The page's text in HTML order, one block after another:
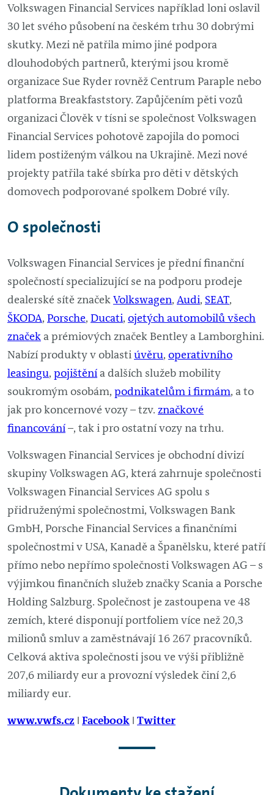
Volkswagen Financial Services například loni oslavil
30 let svého působení na českém trhu 30 dobrými
skutky. Mezi ně patřila mimo jiné podpora
dlouhodobých partnerů, kterými jsou kromě
organizace Sue Ryder rovněž Centrum Paraple nebo
platforma Breakfaststory. Zapůjčením pěti vozů
organizaci Člověk v tísni se společnost Volkswagen
Financial Services pohotově zapojila do pomoci
lidem postiženým válkou na Ukrajině. Mezi nové
projekty patřila také sbírka pro děti v dětských
domovech podporované spolkem Dobré víly.
O společnosti
Volkswagen Financial Services je přední finanční
společností specializující se na podporu prodeje
dealerské sítě značekVolkswagen, Audi, SEAT,
ŠKODA, Porsche, Ducati, ojetých automobilů všech
značeka prémiových značek Bentley a Lamborghini.
Nabízí produkty v oblastiúvěru, operativního
leasingu, pojištěnía dalších služeb mobility
soukromým osobám, podnikatelům i firmám, a to
jak pro koncernové vozy – tzv. značkové
financování–, tak i pro ostatní vozy na trhu.
Volkswagen Financial Services je obchodní divizí
skupiny Volkswagen AG, která zahrnuje společnosti
Volkswagen Financial Services AG spolu s
přidruženými společnostmi, Volkswagen Bank
GmbH, Porsche Financial Services a finančními
společnostmi v USA, Kanadě a Španělsku, které patří
přímo nebo nepřímo společnosti Volkswagen AG – s
výjimkou finančních služeb značky Scania a Porsche
Holding Salzburg. Společnost je zastoupena ve 48
zemích, které disponují portfoliem více než 20,3
milionů smluv a zaměstnávají 16 267 pracovníků.
Celková aktiva společnosti jsou ve výši přibližně
207,6 miliardy eur a provozní výsledek činí 2,6
miliardy eur.
www.vwfs.cz ǀ Facebook ǀ Twitter